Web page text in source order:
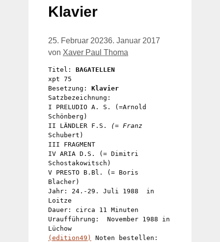
Klavier
25. Februar 20236. Januar 2017
von Xaver Paul Thoma
Titel: BAGATELLEN
xpt 75
Besetzung: Klavier
Satzbezeichnung:
I PRELUDIO A. S. (=Arnold
Schönberg)
II LÄNDLER F.S.
(= Franz
Schubert)
III FRAGMENT
IV ARIA D.S. (= Dimitri
Schostakowitsch)
V PRESTO B.Bl. (= Boris
Blacher)
Jahr: 24.-29. Juli 1988  in
Loitze
Dauer: circa 11 Minuten
Uraufführung:  November 1988 in
(edition49)
Noten bestellen: